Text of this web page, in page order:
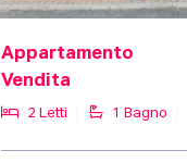
Appartamento
Vendita
2 Letti 1 Bagno